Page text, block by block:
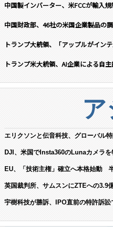
中国製インバーター、米FCCが輸入
中国財政部、46社の米国企業製品の
トランプ大統領、「アップルがイン
トランプ米大統領、AI企業による自
エリクソンと伝音科技、グローバル
DJI、米国でInsta360のLunaカメラ
EU、「技術主権」確立へ本格始動
英国裁判所、サムスンにZTEへの3.9
宇樹科技が勝訴、IPO直前の特許訴訟